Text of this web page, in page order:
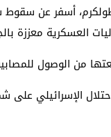
أسفر عن سقوط
العسكرية معززة
من الوصول
الإسرائيلي على